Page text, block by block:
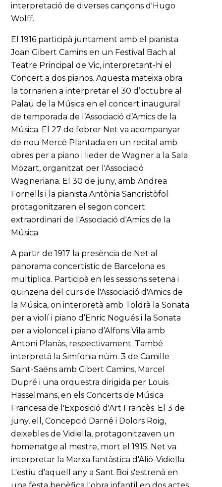
interpretació de diverses cançons d'Hugo
Wolff.
El 1916 participà juntament amb el pianista
Joan Gibert Camins en un Festival Bach al
Teatre Principal de Vic, interpretant-hi el
Concert a dos pianos. Aquesta mateixa obra
la tornarien a interpretar el 30 d’octubre al
Palau de la Música en el concert inaugural
de temporada de l’Associació d’Amics de la
Música. El 27 de febrer Net va acompanyar
de nou Mercè Plantada en un recital amb
obres per a piano i lieder de Wagner a la Sala
Mozart, organitzat per l'Associació
Wagneriana. El 30 de juny, amb Andrea
Fornells i la pianista Antònia Sancristòfol
protagonitzaren el segon concert
extraordinari de l'Associació d'Amics de la
Música.
A partir de 1917 la presència de Net al
panorama concertístic de Barcelona es
multiplica. Participà en les sessions setena i
quinzena del curs de l'Associació d'Amics de
la Música, on interpretà amb Toldrà la Sonata
per a violí i piano d’Enric Nogués i la Sonata
per a violoncel i piano d’Alfons Vila amb
Antoni Planàs, respectivament. També
interpretà la Simfonia núm. 3 de Camille
Saint-Saëns amb Gibert Camins, Marcel
Dupré i una orquestra dirigida per Louis
Hasselmans, en els Concerts de Música
Francesa de l'Exposició d'Art Francès. El 3 de
juny, ell, Concepció Darné i Dolors Roig,
deixebles de Vidiella, protagonitzaven un
homenatge al mestre, mort el 1915; Net va
interpretar la Marxa fantàstica d'Alió-Vidiella.
L'estiu d’aquell any a Sant Boi s'estrenà en